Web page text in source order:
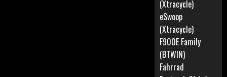
(Xtracycle)
eSwoop
(Xtracycle)
F900E Family
(BTWIN)
Fahrrad